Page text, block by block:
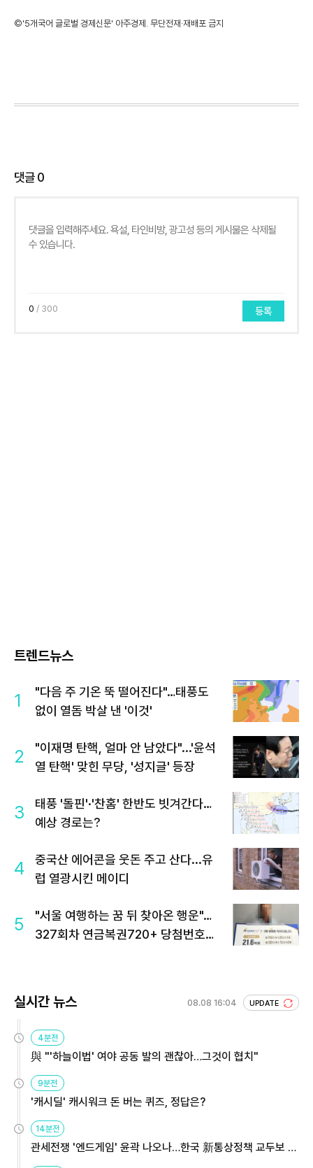
©'5개국어 글로벌 경제신문' 아주경제. 무단전재·재배포 금지
댓글0
0 / 300 등록
트렌드뉴스
1
"다음 주 기온 뚝 떨어진다"…태풍도
없이 열돔 박살 낸 '이것'
2
"이재명 탄핵, 얼마 안 남았다"...'윤석
열 탄핵' 맞힌 무당, '성지글' 등장
3
태풍 '돌핀'·'찬홈' 한반도 빗겨간다…
예상 경로는?
4
중국산 에어콘을 웃돈 주고 산다...유
럽 열광시킨 메이디
5
"서울 여행하는 꿈 뒤 찾아온 행운"…
327회차 연금복권720+ 당첨번호조
실시간 뉴스 08.08 16:04 UPDATE
4분전
與 "'하늘이법' 여야 공동 발의 괜찮아…그것이 협치"
9분전
'캐시딜' 캐시워크 돈 버는 퀴즈, 정답은?
14분전
관세전쟁 '엔드게임' 윤곽 나오나…한국 新통상정책 교두보 활